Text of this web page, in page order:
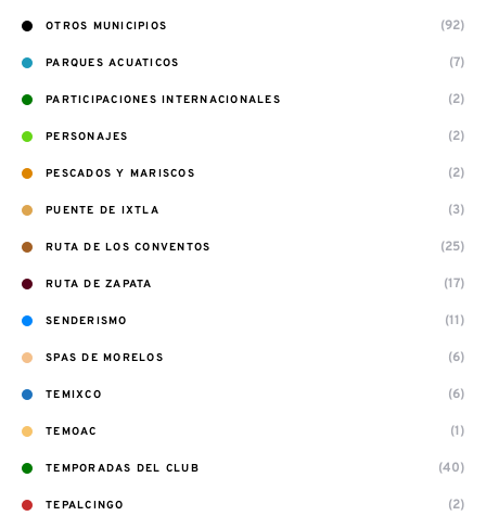
OTROS MUNICIPIOS (92)
PARQUES ACUATICOS (7)
PARTICIPACIONES INTERNACIONALES (2)
PERSONAJES (2)
PESCADOS Y MARISCOS (2)
PUENTE DE IXTLA (3)
RUTA DE LOS CONVENTOS (25)
RUTA DE ZAPATA (17)
SENDERISMO (11)
SPAS DE MORELOS (6)
TEMIXCO (6)
TEMOAC (1)
TEMPORADAS DEL CLUB (40)
TEPALCINGO (2)